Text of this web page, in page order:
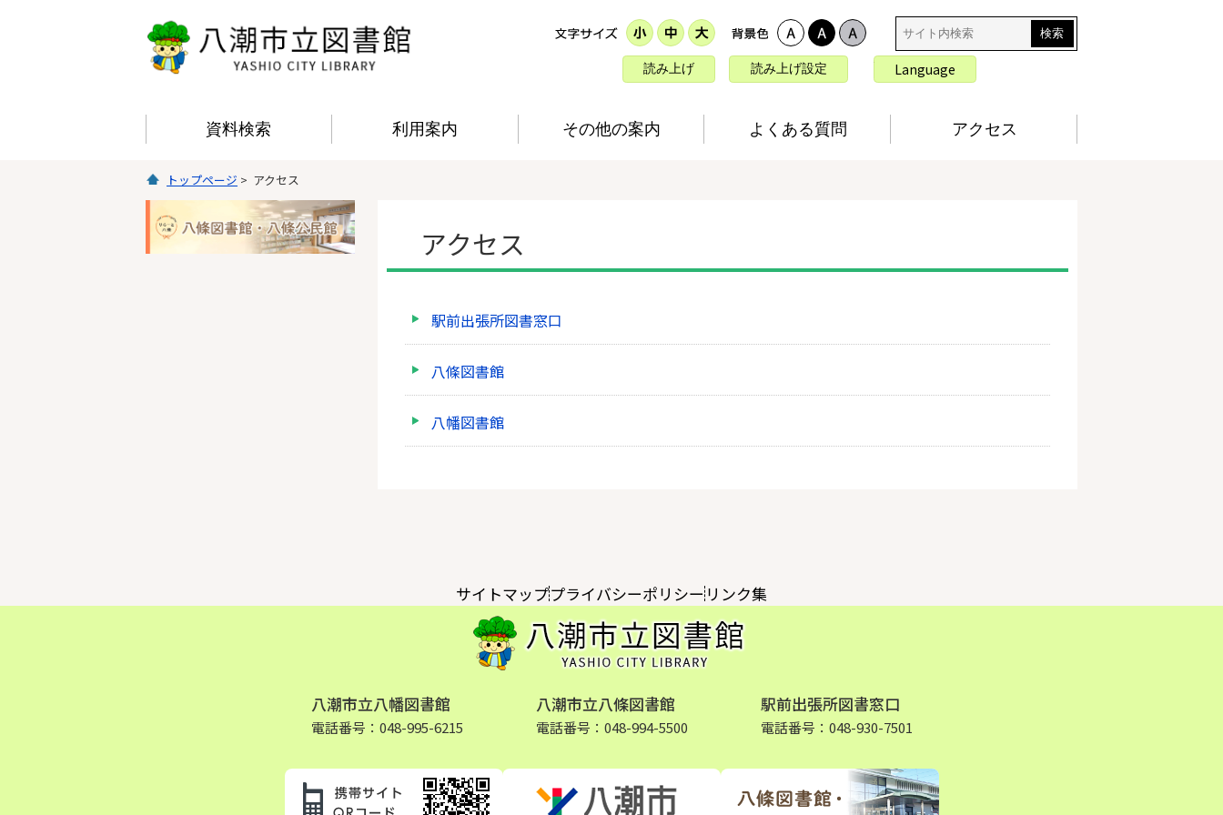
サ
イ
ト
内
読み上げ 読み上げ設定
言
語
Language
資料検索 利用案内 その他の案内 よくある質問 アクセス
トップページ > アクセス
アクセス
駅前出張所図書窓口
八條図書館
八幡図書館
サイトマッププライバシーポリシー リンク集
八潮市立八幡図書館
電話番号：048-995-6215
八潮市立八條図書館
電話番号：048-994-5500
駅前出張所図書窓口
電話番号：048-930-7501